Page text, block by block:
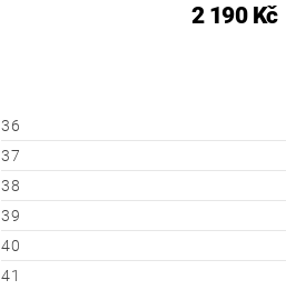
2 190 Kč
36
37
38
39
40
41